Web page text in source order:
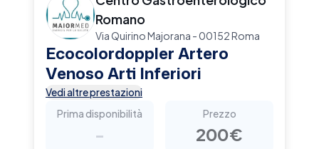
Romano
Via Quirino Majorana - 00152 Roma
Ecocolordoppler Artero
Venoso Arti Inferiori
Vedi altre prestazioni
Prima disponibilità
-
Prezzo
200€